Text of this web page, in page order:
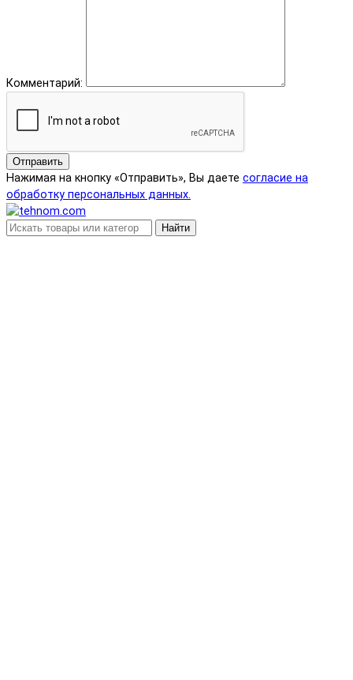
Комментарий:
Отправить
Нажимая на кнопку «Отправить», Вы даете согласие на
обработку персональных данных.
Найти